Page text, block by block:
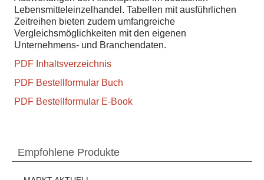
Lebensmitteleinzelhandel. Tabellen mit ausführlichen
Zeitreihen bieten zudem umfangreiche
Vergleichsmöglichkeiten mit den eigenen
Unternehmens- und Branchendaten.
PDF Inhaltsverzeichnis
PDF Bestellformular Buch
PDF Bestellformular E-Book
Empfohlene Produkte